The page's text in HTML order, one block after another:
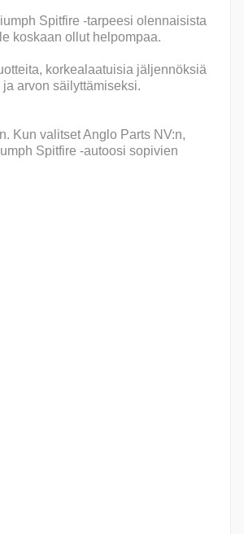
Spitfire -tarpeesi olennaisista
koskaan ollut helpompaa.
korkealaatuisia jäljennöksiä
arvon säilyttämiseksi.
Kun valitset Anglo Parts NV:n,
Spitfire -autoosi sopivien